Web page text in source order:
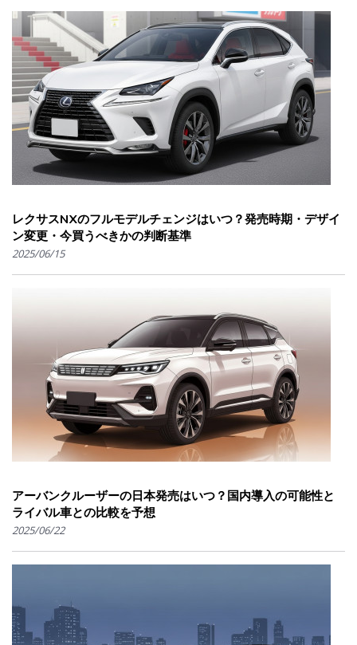
レクサスNXのフルモデルチェンジはいつ？発売時期・デザイ
ン変更・今買うべきかの判断基準
2025/06/15
アーバンクルーザーの日本発売はいつ？国内導入の可能性と
ライバル車との比較を予想
2025/06/22